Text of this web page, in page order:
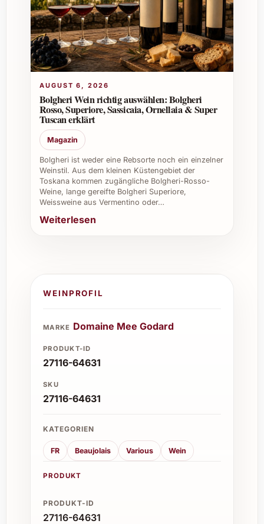
AUGUST 6, 2026
Bolgheri Wein richtig auswählen: Bolgheri
Rosso, Superiore, Sassicaia, Ornellaia & Super
Tuscan erklärt
Magazin
Bolgheri ist weder eine Rebsorte noch ein einzelner
Weinstil. Aus dem kleinen Küstengebiet der
Toskana kommen zugängliche Bolgheri-Rosso-
Weine, lange gereifte Bolgheri Superiore,
Weissweine aus Vermentino oder…
Weiterlesen
WEINPROFIL
MARKE Domaine Mee Godard
PRODUKT-ID
27116-64631
SKU
27116-64631
KATEGORIEN
FR Beaujolais Various Wein
PRODUKT
PRODUKT-ID
27116-64631